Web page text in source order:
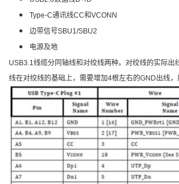
Type-C通讯线CC和VCONN
边带信号SBU1/SBU2
电源及地
USB3.1线缆分同轴线和对绞线两种。对绞线的实际出
线在对绞线的基础上，需要增加4根左右的GND出线，